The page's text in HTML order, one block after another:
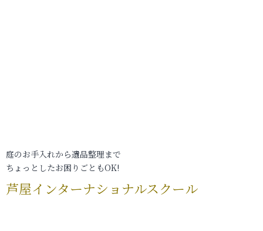
庭のお手入れから遺品整理まで
ちょっとしたお困りごともOK!
芦屋インターナショナルスクール